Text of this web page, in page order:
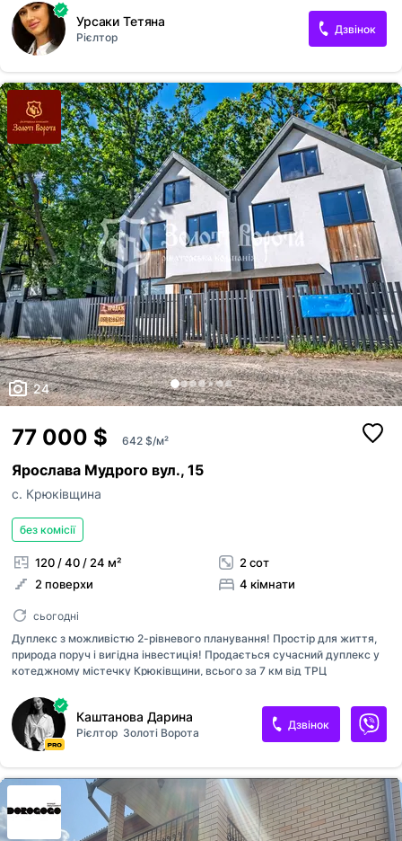
великий санвузол; вихід на утеплене горище. Родзинка: вихід із
вітальні на велику терасу для вечірніх посиденьок та відпочинку.
Простора ділянка з місцем для паркування 3 автомобілів!
Фундамент: стрічковий монолітний, армований. Зроблений із
дотриманням усіх норм міцності, розрахований на високі
навантаження. Стіни: газоблок 300 мм + ефективне утеплення
пінопластом 100 мм. Будинок-"термос" — чудово тримає тепло. Дах:
металочерепиця. Горище: ут...
Урсаки Тетяна
Рієлтор
Дзвінок
24
77 000 $ 642 $/м²
Ярослава Мудрого вул., 15
с. Крюківщина
без комісії
120 / 40 / 24 м²
2 поверхи
2 сот
4 кімнати
сьогодні
Дуплекс з можливістю 2-рівневого планування! Простір для життя,
природа поруч і вигідна інвестиція! Продається сучасний дуплекс у
котеджному містечку Крюківщини, всього за 7 км від ТРЦ
природною гармонією: за парканом ліс, а поруч школи, садочки,
магазини, транспорт і навіть можливість облаштувати власний
кабінет чи додаткову спальню на другому рівні. Будинок має площу
120 м2, додатковий мансардний поверх і простору терасу з виходом
на зелену зону. Ділянка 2,05 сотки, з власним двором, заїздом і
мангальною зоною. Конструкція надійна: монолітно-стрічковий
фундамент, стіни з теплого керамоблоку, утеплення мінеральною
ватою...
Каштанова Дарина
Рієлтор Золоті Ворота
Дзвінок